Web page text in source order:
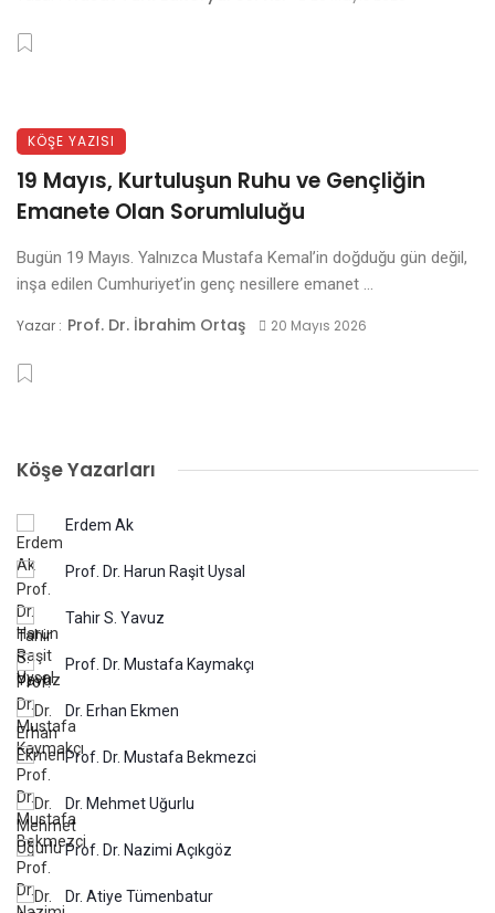
KÖŞE YAZISI
19 Mayıs, Kurtuluşun Ruhu ve Gençliğin
Emanete Olan Sorumluluğu
Bugün 19 Mayıs. Yalnızca Mustafa Kemal’in doğduğu gün değil,
inşa edilen Cumhuriyet’in genç nesillere emanet ...
Yazar : Prof. Dr. İbrahim Ortaş 20 Mayıs 2026
Köşe Yazarları
Erdem Ak
Prof. Dr. Harun Raşit Uysal
Tahir S. Yavuz
Prof. Dr. Mustafa Kaymakçı
Dr. Erhan Ekmen
Prof. Dr. Mustafa Bekmezci
Dr. Mehmet Uğurlu
Prof. Dr. Nazimi Açıkgöz
Dr. Atiye Tümenbatur